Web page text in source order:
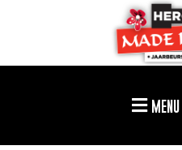
MENU